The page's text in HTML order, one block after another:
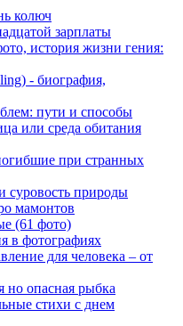
колюч
зарплаты
история жизни гения:
- биография,
пути и способы
или среда обитания
при странных
суровость природы
мамонтов
(61 фото)
в фотографиях
для человека – от
но опасная рыбка
стихи с днем